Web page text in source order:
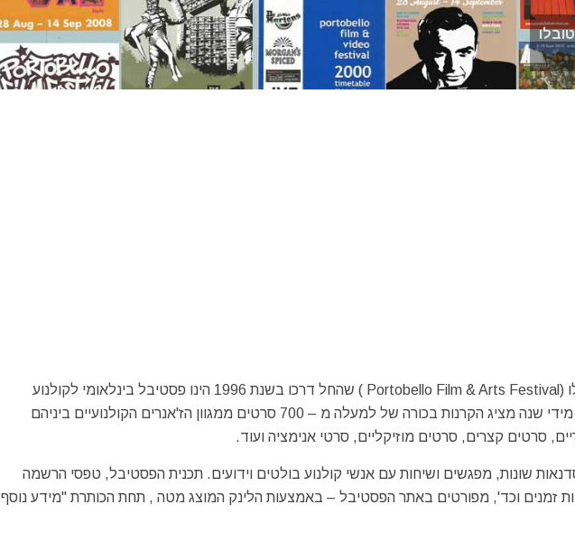
פסטיבל הסרטים והאומנויות פורטובלו (Portobello Film & Arts Festival ) שהחל דרכו בשנת 1996 הינו פסטיבל בינלאומי לקולנוע
עצמאי. הפסטיבל הלונדוני המתקיים מידי שנה מציג הקרנות בכורה של למעלה מ – 700 סרטים ממגוון הז'אנרים הקולנועיים ביניהם
סרטים קצרים, סרטים מוזיקליים, סרטי אנימציה ועוד.
שונות, מפגשים ושיחות עם אנשי קולנוע בולטים וידועים. תכנית הפסטיבל, טפסי הרשמה
זמנים וכד', מפורטים באתר הפסטיבל – באמצעות הלינק המוצג מטה , תחת הכותרת "מידע נוסף